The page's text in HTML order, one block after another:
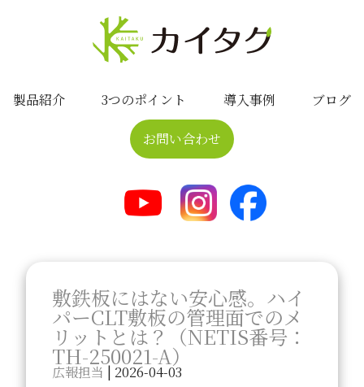
製品紹介 3つのポイント 導入事例 ブログ
お問い合わせ
敷鉄板にはない安心感。ハイ
パーCLT敷板の管理面でのメ
リットとは？（NETIS番号：
TH-250021-A）
広報担当 | 2026-04-03